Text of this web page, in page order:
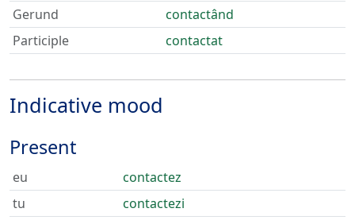
Gerund
contactând
Participle
contactat
Indicative mood
Present
eu
contactez
tu
contactezi